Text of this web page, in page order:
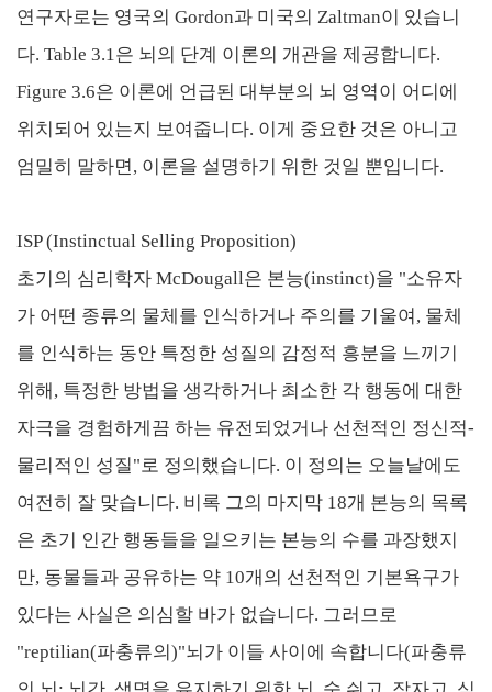
연구자로는 영국의 Gordon과 미국의 Zaltman이 있습니
다. Table 3.1은 뇌의 단계 이론의 개관을 제공합니다.
Figure 3.6은 이론에 언급된 대부분의 뇌 영역이 어디에
위치되어 있는지 보여줍니다. 이게 중요한 것은 아니고
엄밀히 말하면, 이론을 설명하기 위한 것일 뿐입니다.
ISP (Instinctual Selling Proposition)
초기의 심리학자 McDougall은 본능(instinct)을 "소유자
가 어떤 종류의 물체를 인식하거나 주의를 기울여, 물체
를 인식하는 동안 특정한 성질의 감정적 흥분을 느끼기
위해, 특정한 방법을 생각하거나 최소한 각 행동에 대한
자극을 경험하게끔 하는 유전되었거나 선천적인 정신적-
물리적인 성질"로 정의했습니다. 이 정의는 오늘날에도
여전히 잘 맞습니다. 비록 그의 마지막 18개 본능의 목록
은 초기 인간 행동들을 일으키는 본능의 수를 과장했지
만, 동물들과 공유하는 약 10개의 선천적인 기본욕구가
있다는 사실은 의심할 바가 없습니다. 그러므로
"reptilian(파충류의)"뇌가 이들 사이에 속합니다(파충류